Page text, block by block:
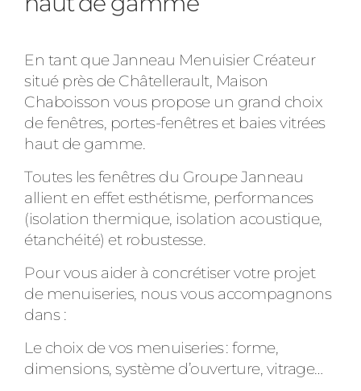
Ville des travaux
En tant que Janneau Menuisier Créateur
situé près de Châtellerault, Maison
Chaboisson vous propose un grand choix
de fenêtres, portes-fenêtres et baies vitrées
haut de gamme.
Toutes les fenêtres du Groupe Janneau
allient en effet esthétisme, performances
(isolation thermique, isolation acoustique,
étanchéité) et robustesse.
Pour vous aider à concrétiser votre projet
de menuiseries, nous vous accompagnons
dans :
Le choix de vos menuiseries : forme,
dimensions, système d’ouverture, vitrage…